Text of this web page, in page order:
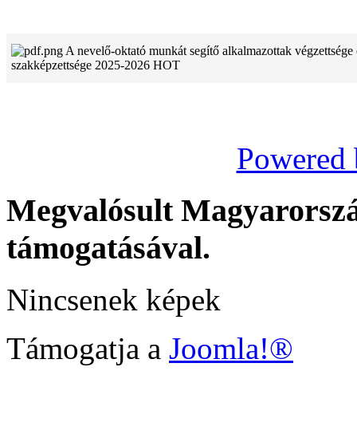
A nevelő-oktató munkát segítő alkalmazottak végzettsége
szakképzettsége 2025-2026 HOT
Megvalósult
támogatásával.
Nincsenek képek
Támogatja a Joomla!®